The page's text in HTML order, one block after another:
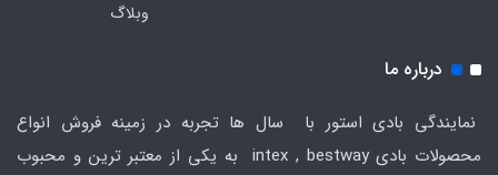
وبلاگ
درباره ما
نمایندگی بادی استور با سال ها تجربه در زمینه فروش انواع
محصولات بادی intex , bestway به یکی از معتبر ترین و محبوب